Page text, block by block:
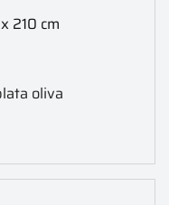
210 cm
oliva